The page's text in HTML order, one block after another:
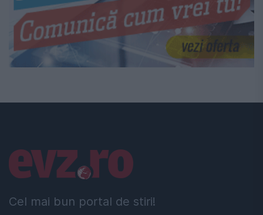
Cel mai bun portal de stiri!
Linkuri utile